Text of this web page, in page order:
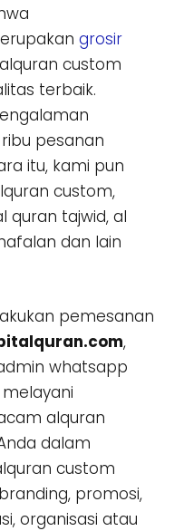
grosir
custom
terbaik.
pesanan
itu, kami pun
custom,
quran tajwid, al
dan lain
pemesanan
,
whatsapp
melayani
alquran
dalam
custom
promosi,
organisasi atau